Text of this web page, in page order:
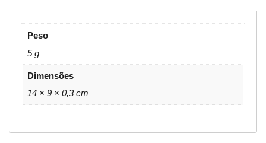
Peso
5 g
Dimensões
14 × 9 × 0,3 cm